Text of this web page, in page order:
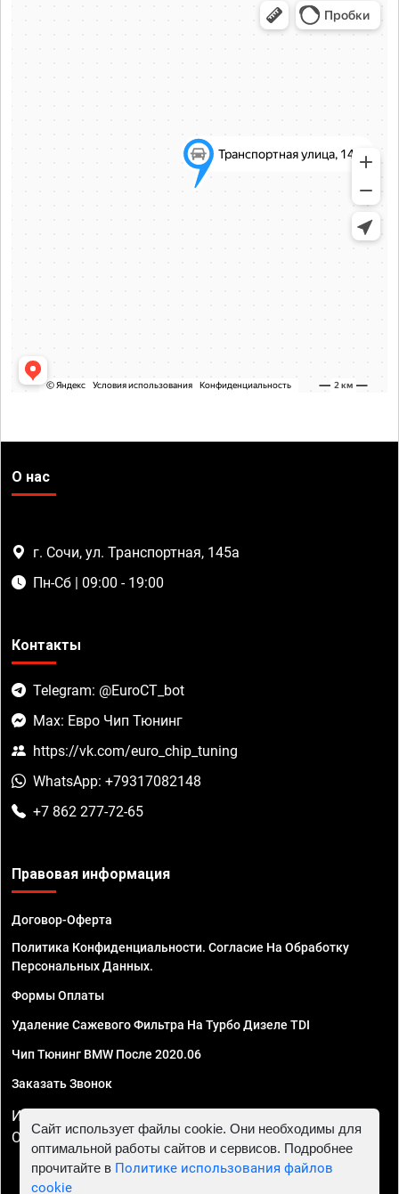
О нас
г. Сочи, ул. Транспортная, 145а
Пн-Сб | 09:00 - 19:00
Контакты
Telegram: @EuroCT_bot
Max: Евро Чип Тюнинг
https://vk.com/euro_chip_tuning
WhatsApp: +79317082148
+7 862 277-72-65
Правовая информация
Договор-Оферта
Политика Конфиденциальности. Согласие На Обработку
Персональных Данных.
Формы Оплаты
Удаление Сажевого Фильтра На Турбо Дизеле TDI
Чип Тюнинг BMW После 2020.06
Заказать Звонок
ИП Смирнов Георгий Павлович. ИНН 781302555843,
ОГРНИП 324470400032610
Сайт использует файлы cookie. Они необходимы для
оптимальной работы сайтов и сервисов. Подробнее
прочитайте в Политике использования файлов
cookie